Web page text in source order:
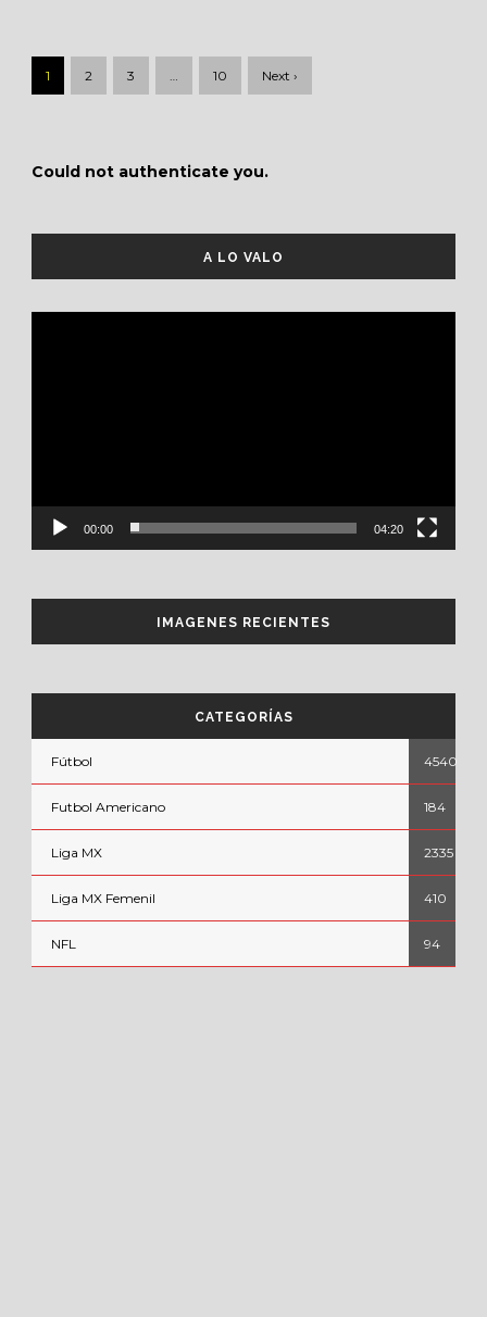
1 2 3 … 10 Next ›
Could not authenticate you.
A LO VALO
00:00 04:20
IMAGENES RECIENTES
CATEGORÍAS
Fútbol 4540
Futbol Americano 184
Liga MX 2335
Liga MX Femenil 410
NFL 94